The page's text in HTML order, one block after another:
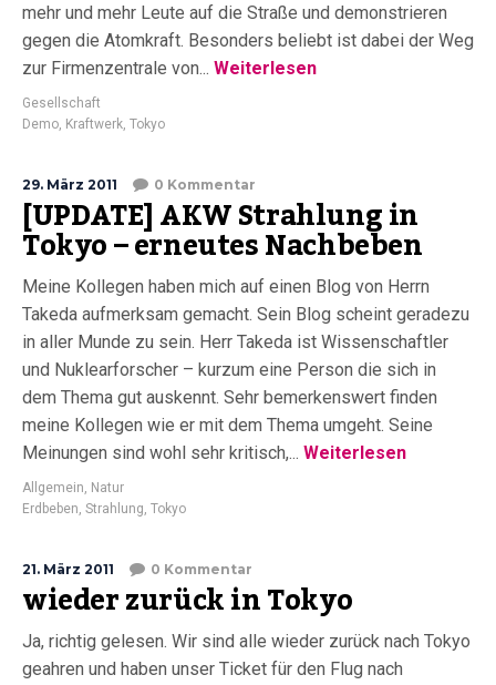
mehr und mehr Leute auf die Straße und demonstrieren
gegen die Atomkraft. Besonders beliebt ist dabei der Weg
zur Firmenzentrale von... Weiterlesen
Gesellschaft
Demo, Kraftwerk, Tokyo
29. März 2011 0 Kommentar
[UPDATE] AKW Strahlung in
Tokyo – erneutes Nachbeben
Meine Kollegen haben mich auf einen Blog von Herrn
Takeda aufmerksam gemacht. Sein Blog scheint geradezu
in aller Munde zu sein. Herr Takeda ist Wissenschaftler
und Nuklearforscher – kurzum eine Person die sich in
dem Thema gut auskennt. Sehr bemerkenswert finden
meine Kollegen wie er mit dem Thema umgeht. Seine
Meinungen sind wohl sehr kritisch,... Weiterlesen
Allgemein, Natur
Erdbeben, Strahlung, Tokyo
21. März 2011 0 Kommentar
wieder zurück in Tokyo
Ja, richtig gelesen. Wir sind alle wieder zurück nach Tokyo
geahren und haben unser Ticket für den Flug nach